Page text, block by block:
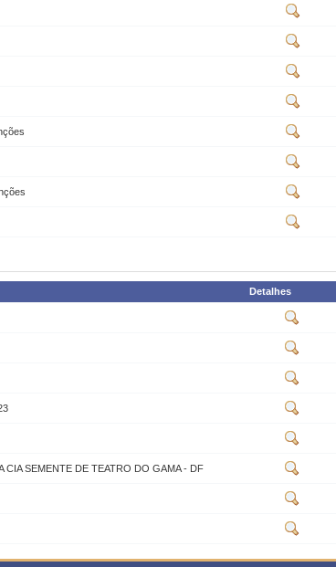
Detalhes
CIA SEMENTE DE TEATRO DO GAMA - DF